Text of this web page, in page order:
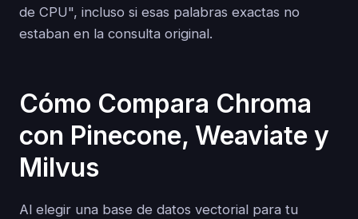
de CPU", incluso si esas palabras exactas no
estaban en la consulta original.
Cómo Compara Chroma
con Pinecone, Weaviate y
Milvus
Al elegir una base de datos vectorial para tu